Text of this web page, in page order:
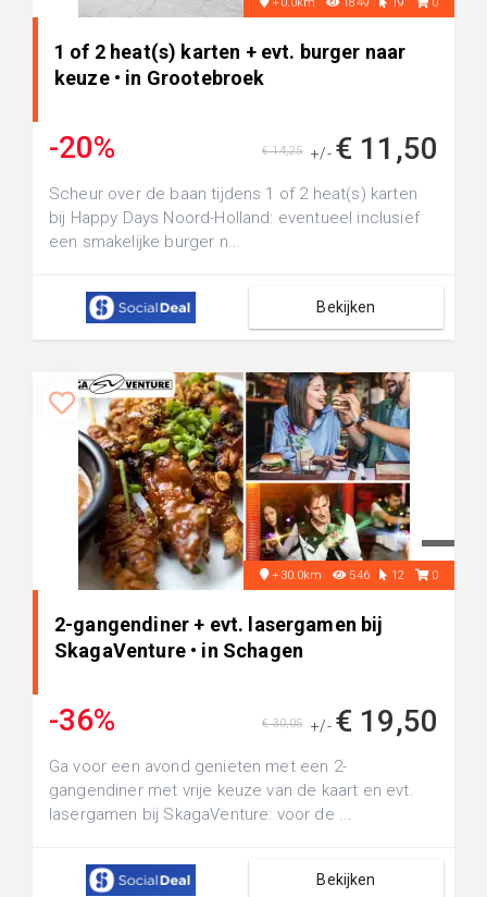
1 of 2 heat(s) karten + evt. burger naar
keuze • in Grootebroek
-20% +/- € 11,50
€ 14,25
Scheur over de baan tijdens 1 of 2 heat(s) karten
bij Happy Days Noord-Holland: eventueel inclusief
een smakelijke burger n...
Bekijken
+30.0km 546 12 0
2-gangendiner + evt. lasergamen bij
SkagaVenture • in Schagen
-36% +/- € 19,50
€ 30,05
Ga voor een avond genieten met een 2-
gangendiner met vrije keuze van de kaart en evt.
lasergamen bij SkagaVenture: voor de ...
Bekijken